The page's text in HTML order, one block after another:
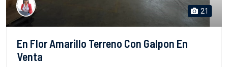
21
En Flor Amarillo Terreno Con Galpon En
Venta